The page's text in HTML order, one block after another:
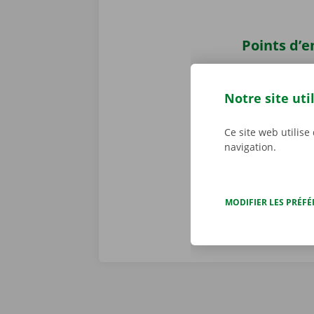
Points
Récupérez
Pick-up Point
transports
bus et en tram.
Notre site
Ce site web
navigation.
MODIFIER LES